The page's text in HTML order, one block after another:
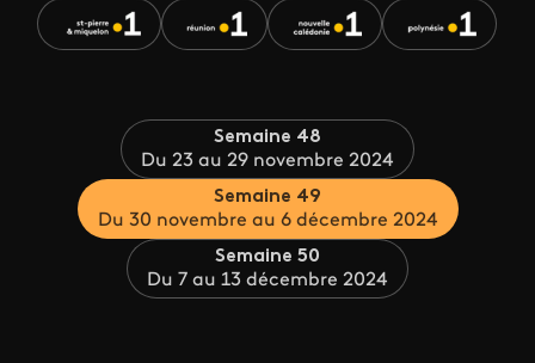
Semaine 48
Du 23 au 29 novembre 2024
Semaine 49
Du 30 novembre au 6 décembre 2024
Semaine 50
Du 7 au 13 décembre 2024